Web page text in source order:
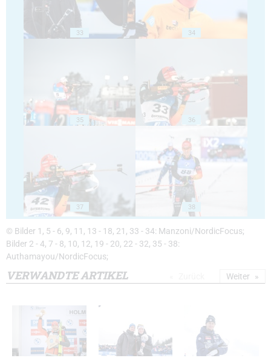
33 34
35 36
37 38
© Bilder 1, 5 - 6, 9, 11, 13 - 18, 21, 33 - 34: Manzoni/NordicFocus;
Bilder 2 - 4, 7 - 8, 10, 12, 19 - 20, 22 - 32, 35 - 38:
Authamayou/NordicFocus;
VERWANDTE ARTIKEL Weiter